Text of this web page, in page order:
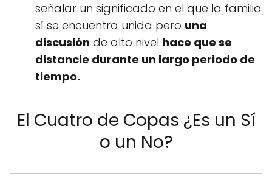
señalar un significado en el que la familia
sí se encuentra unida pero una
discusión de alto nivel hace que se
distancie durante un largo periodo de
tiempo.
El Cuatro de Copas ¿Es un Sí
o un No?